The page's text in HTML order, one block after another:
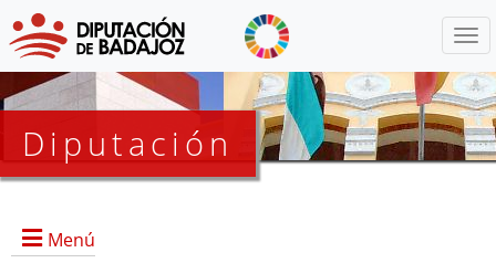
Diputación
Menú